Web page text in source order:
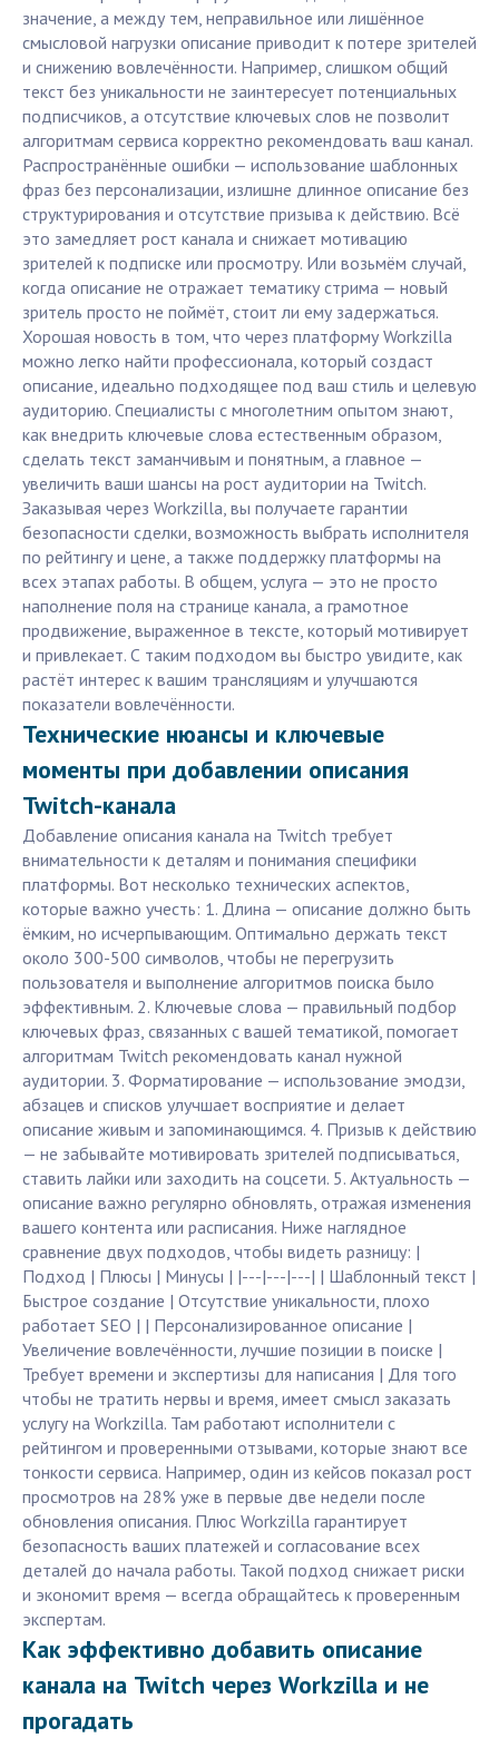
значение, а между тем, неправильное или лишённое
смысловой нагрузки описание приводит к потере зрителей
и снижению вовлечённости. Например, слишком общий
текст без уникальности не заинтересует потенциальных
подписчиков, а отсутствие ключевых слов не позволит
алгоритмам сервиса корректно рекомендовать ваш канал.
Распространённые ошибки — использование шаблонных
фраз без персонализации, излишне длинное описание без
структурирования и отсутствие призыва к действию. Всё
это замедляет рост канала и снижает мотивацию
зрителей к подписке или просмотру. Или возьмём случай,
когда описание не отражает тематику стрима — новый
зритель просто не поймёт, стоит ли ему задержаться.
Хорошая новость в том, что через платформу Workzilla
можно легко найти профессионала, который создаст
описание, идеально подходящее под ваш стиль и целевую
аудиторию. Специалисты с многолетним опытом знают,
как внедрить ключевые слова естественным образом,
сделать текст заманчивым и понятным, а главное —
увеличить ваши шансы на рост аудитории на Twitch.
Заказывая через Workzilla, вы получаете гарантии
безопасности сделки, возможность выбрать исполнителя
по рейтингу и цене, а также поддержку платформы на
всех этапах работы. В общем, услуга — это не просто
наполнение поля на странице канала, а грамотное
продвижение, выраженное в тексте, который мотивирует
и привлекает. С таким подходом вы быстро увидите, как
растёт интерес к вашим трансляциям и улучшаются
показатели вовлечённости.
Технические нюансы и ключевые
моменты при добавлении описания
Twitch-канала
Добавление описания канала на Twitch требует
внимательности к деталям и понимания специфики
платформы. Вот несколько технических аспектов,
которые важно учесть: 1. Длина — описание должно быть
ёмким, но исчерпывающим. Оптимально держать текст
около 300-500 символов, чтобы не перегрузить
пользователя и выполнение алгоритмов поиска было
эффективным. 2. Ключевые слова — правильный подбор
ключевых фраз, связанных с вашей тематикой, помогает
алгоритмам Twitch рекомендовать канал нужной
аудитории. 3. Форматирование — использование эмодзи,
абзацев и списков улучшает восприятие и делает
описание живым и запоминающимся. 4. Призыв к действию
— не забывайте мотивировать зрителей подписываться,
ставить лайки или заходить на соцсети. 5. Актуальность —
описание важно регулярно обновлять, отражая изменения
вашего контента или расписания. Ниже наглядное
сравнение двух подходов, чтобы видеть разницу: |
Подход | Плюсы | Минусы | |---|---|---| | Шаблонный текст |
Быстрое создание | Отсутствие уникальности, плохо
работает SEO | | Персонализированное описание |
Увеличение вовлечённости, лучшие позиции в поиске |
Требует времени и экспертизы для написания | Для того
чтобы не тратить нервы и время, имеет смысл заказать
услугу на Workzilla. Там работают исполнители с
рейтингом и проверенными отзывами, которые знают все
тонкости сервиса. Например, один из кейсов показал рост
просмотров на 28% уже в первые две недели после
обновления описания. Плюс Workzilla гарантирует
безопасность ваших платежей и согласование всех
деталей до начала работы. Такой подход снижает риски
и экономит время — всегда обращайтесь к проверенным
экспертам.
Как эффективно добавить описание
канала на Twitch через Workzilla и не
прогадать